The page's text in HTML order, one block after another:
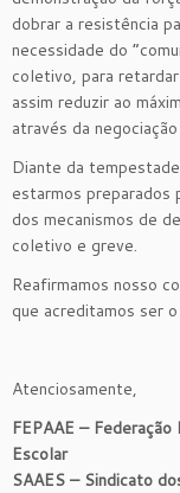
dobrar a resistência
necessidade do
coletivo, para
assim reduzir ao
através da
Diante da
estarmos preparados
dos mecanismos de
coletivo e greve.
Reafirmamos nosso
que acreditamos ser
Atenciosamente,
FEPAAE –
Escolar
SAAES – Sindicato